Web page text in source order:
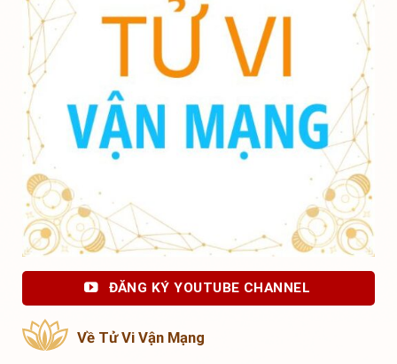
ĐĂNG KÝ YOUTUBE CHANNEL
Về Tử Vi Vận Mạng